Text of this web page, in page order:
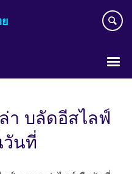
า บลัดอีสไลฟ์
วันที่